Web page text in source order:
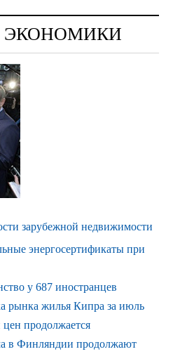
ЭКОНОМИКИ
энергосертификаты при
у 687 иностранцев
рынка жилья Кипра за июль
продолжается
в Финляндии продолжают